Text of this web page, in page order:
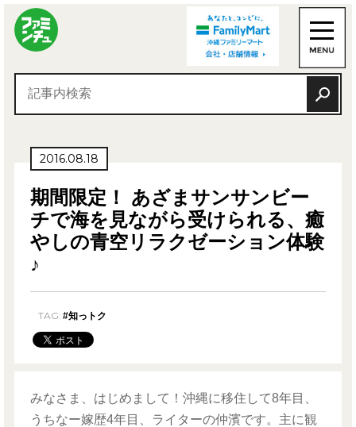
2016.08.18
期間限定！ あざまサンサンビー
チで海を見ながら受けられる、癒
やしの青空リラクゼーション体験
♪
TAG: #知っトク
みなさま、はじめまして！沖縄に移住して8年目、
うちなー嫁歴4年目、ライターの仲濱です。主に観